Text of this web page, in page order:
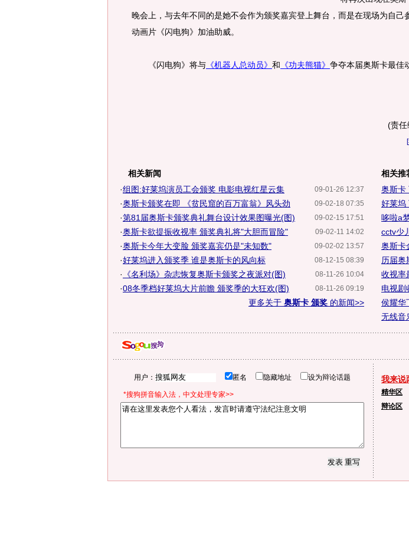
晚会上，与去年不同的是她不会作为颁奖嘉宾登上舞台，而是在现场为自己
动画片《闪电狗》加油助威。
《闪电狗》将与 《机器人总动员》 和 《功夫熊猫》 争夺本届奥斯卡最佳
(责任
[
相关新闻
09-01-26 12:37
·组图:好莱坞演员工会颁奖 电影电视红星云集
09-02-18 07:35
·奥斯卡颁奖在即 《贫民窟的百万富翁》风头劲
09-02-15 17:51
·第81届奥斯卡颁奖典礼舞台设计效果图曝光(图)
09-02-11 14:02
·奥斯卡欲提振收视率 颁奖典礼将"大胆而冒险"
09-02-02 13:57
·奥斯卡今年大变脸 颁奖嘉宾仍是"未知数"
08-12-15 08:39
·好莱坞进入颁奖季 谁是奥斯卡的风向标
08-11-26 10:04
· 《名利场》杂志恢复奥斯卡颁奖之夜派对(图)
08-11-26 09:19
·08冬季档好莱坞大片前瞻 颁奖季的大狂欢(图)
更多关于 奥斯卡 颁奖 的新闻>>
相关推
奥斯卡
好莱坞
哆啦a
cctv少
奥斯卡
历届奥
收视率
电视剧
侯耀华
无线音
用户： 匿名 隐藏地址 设为辩论话题
*搜狗拼音输入法，中文处理专家>>
我来说
精华区
辩论区